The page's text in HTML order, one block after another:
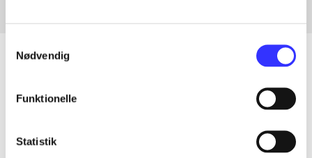
Nødvendig
Funktionelle
Statistik
Artikler